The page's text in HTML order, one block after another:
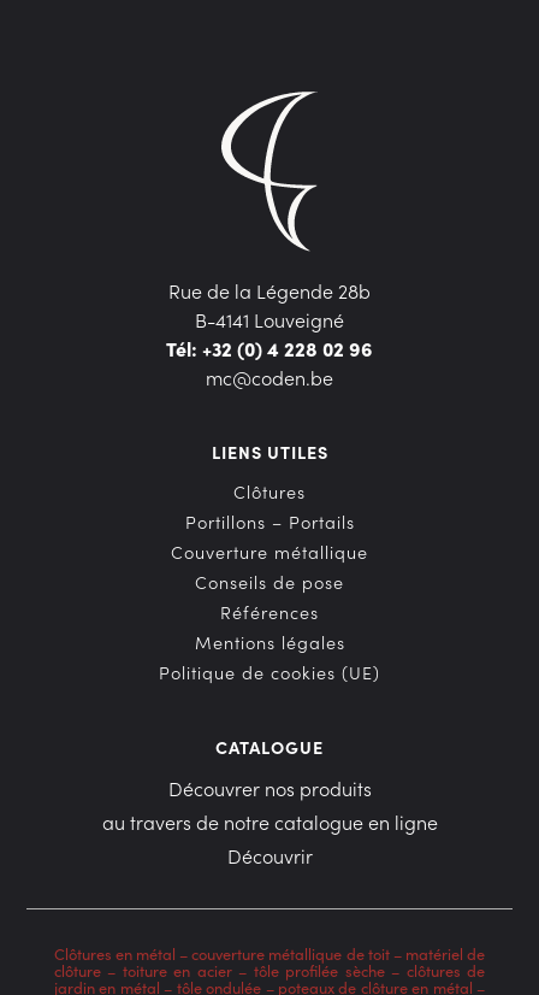
Rue de la Légende 28b
B-4141 Louveigné
Tél: +32 (0) 4 228 02 96
mc@coden.be
LIENS UTILES
Clôtures
Portillons – Portails
Couverture métallique
Conseils de pose
Références
Mentions légales
Politique de cookies (UE)
CATALOGUE
Découvrer nos produits
au travers de notre catalogue en ligne
Découvrir
Clôtures en métal–couverture métallique de toit– matériel de
clôture– toiture en acier– tôle profilée sèche– clôtures de
jardin en métal – tôle ondulée – poteaux de clôture en métal –